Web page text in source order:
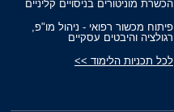
הכשרת מוניטורים בניסויים קליניים
פיתוח מכשור רפואי - ניהול מו"פ,
רגולציה והיבטים עסקיים
לכל תכניות הלימוד >>